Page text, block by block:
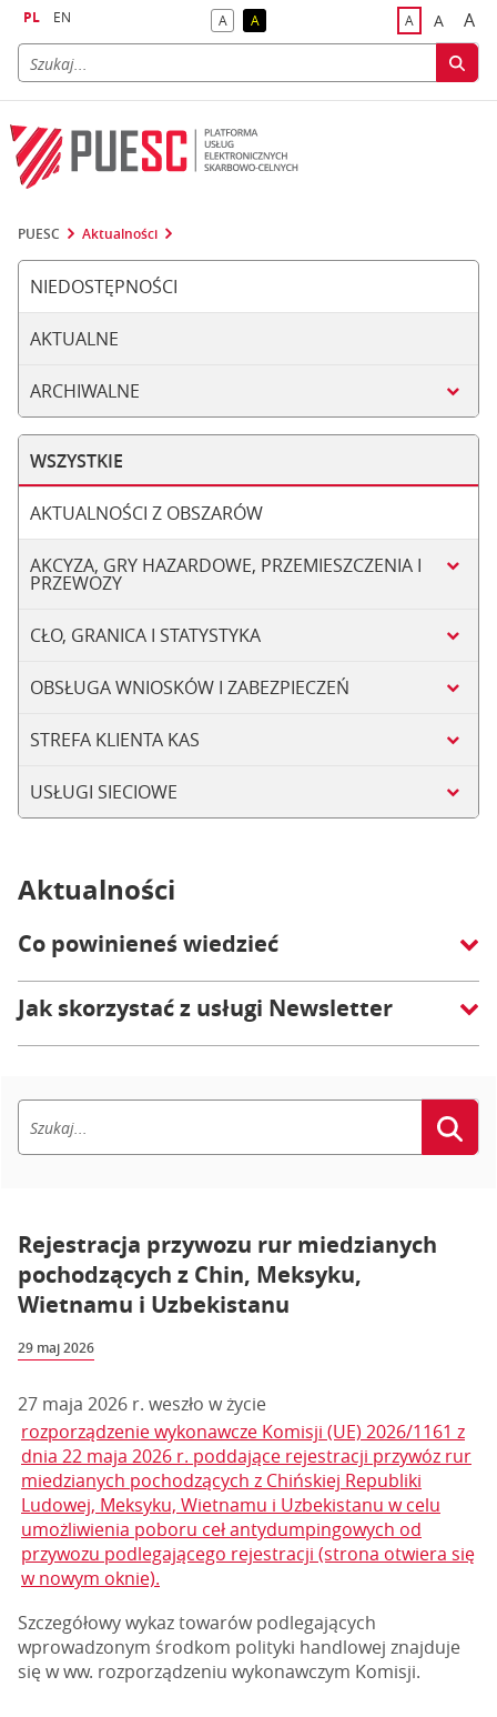
PL EN Akontrast domyślny
Akontrast żółty tekst na czarnym tle
Adomyślna
A A
PUESC Aktualności
NIEDOSTĘPNOŚCI
AKTUALNE
ARCHIWALNE
WSZYSTKIE
AKTUALNOŚCI Z OBSZARÓW
AKCYZA, GRY HAZARDOWE, PRZEMIESZCZENIA I
PRZEWOZY
CŁO, GRANICA I STATYSTYKA
OBSŁUGA WNIOSKÓW I ZABEZPIECZEŃ
STREFA KLIENTA KAS
USŁUGI SIECIOWE
Aktualności
Co powinieneś wiedzieć
Jak skorzystać z usługi Newsletter
Rejestracja przywozu rur miedzianych
pochodzących z Chin, Meksyku,
Wietnamu i Uzbekistanu
29 maj 2026
27 maja 2026 r. weszło w życie
rozporządzenie wykonawcze Komisji (UE) 2026/1161 z
dnia 22 maja 2026 r. poddające rejestracji przywóz rur
miedzianych pochodzących z Chińskiej Republiki
Ludowej, Meksyku, Wietnamu i Uzbekistanu w celu
umożliwienia poboru ceł antydumpingowych od
przywozu podlegającego rejestracji (strona otwiera się
w nowym oknie).
Szczegółowy wykaz towarów podlegających
wprowadzonym środkom polityki handlowej znajduje
się w ww. rozporządzeniu wykonawczym Komisji.